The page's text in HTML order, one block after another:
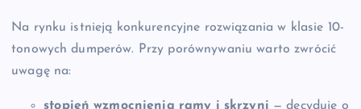
Na rynku istnieją konkurencyjne rozwiązania w klasie 10-
tonowych dumperów. Przy porównywaniu warto zwrócić
uwagę na:
stopień wzmocnienia ramy i skrzyni — decyduje o